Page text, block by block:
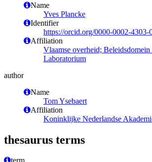
Name
Yves Plancke
Identifier
https://orcid.org/0000-0002-4303-
Affiliation
Vlaamse overheid;
Laboratorium
author
Name
Tom Ysebaert
Affiliation
Koninklijke Nederlandse
thesaurus terms